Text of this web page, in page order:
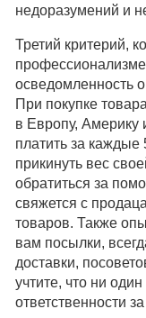
недоразумений и
Третий критерий,
профессионализме
осведомленность
При покупке
в Европу, Америку
платить за
прикинуть вес
обратиться за
свяжется с
товаров. Также
вам посылки,
доставки,
учтите, что ни
ответственности